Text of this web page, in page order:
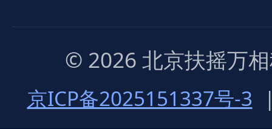
© 2026 北京扶摇万
京ICP备2025151337号-3